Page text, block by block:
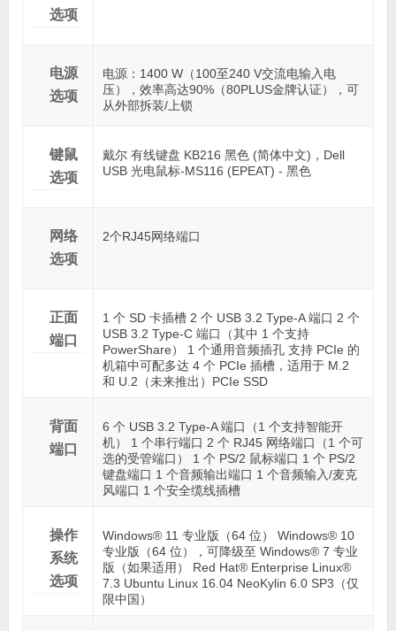
选项
电源
选项
电源：1400 W（100至240 V交流电输入电
压），效率高达90%（80PLUS金牌认证），可
从外部拆装/上锁
键鼠
选项
戴尔 有线键盘 KB216 黑色 (简体中文)，Dell
USB 光电鼠标-MS116 (EPEAT) - 黑色
网络
选项
2个RJ45网络端口
正面
端口
1 个 SD 卡插槽 2 个 USB 3.2 Type-A 端口 2 个
USB 3.2 Type-C 端口（其中 1 个支持
PowerShare） 1 个通用音频插孔 支持 PCIe 的
机箱中可配多达 4 个 PCIe 插槽，适用于 M.2
和 U.2（未来推出）PCIe SSD
背面
端口
6 个 USB 3.2 Type-A 端口（1 个支持智能开
机） 1 个串行端口 2 个 RJ45 网络端口（1 个可
选的受管端口） 1 个 PS/2 鼠标端口 1 个 PS/2
键盘端口 1 个音频输出端口 1 个音频输入/麦克
风端口 1 个安全缆线插槽
操作
系统
选项
Windows® 11 专业版（64 位） Windows® 10
专业版（64 位），可降级至 Windows® 7 专业
版（如果适用） Red Hat® Enterprise Linux®
7.3 Ubuntu Linux 16.04 NeoKylin 6.0 SP3（仅
限中国）